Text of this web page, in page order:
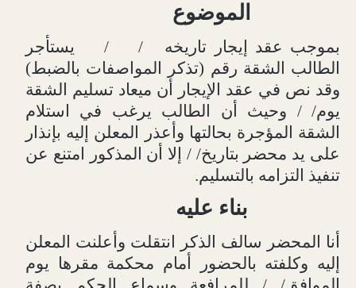
الموضوع
بموجب عقد إيجار تاريخه /
/
يستأجر
الطالب الشقة رقم (تذكر المواصفات بالضبط)
وقد نص في عقد الإيجار أن ميعاد تسليم الشقة
يوم/ / وحيث أن الطالب يرغب في استلام
الشقة المؤجرة بحالتها وأعذر المعلن إليه بإنذار
على يد محضر بتاريخ/ / إلا أن المذكور امتنع عن
تنفيذ التزامه بالتسليم.
بناء عليه
أنا المحضر سالف الذكر انتقلت وأعلنت المعلن
إليه وكلفته بالحضور أمام محكمة مقرها يوم